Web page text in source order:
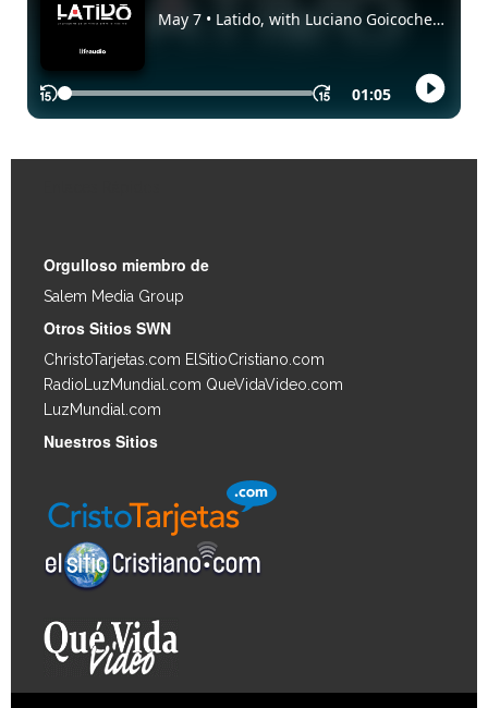
Orgulloso miembro de
Salem Media Group
Otros Sitios SWN
ChristoTarjetas.com ElSitioCristiano.com
RadioLuzMundial.com QueVidaVideo.com
LuzMundial.com
Nuestros Sitios